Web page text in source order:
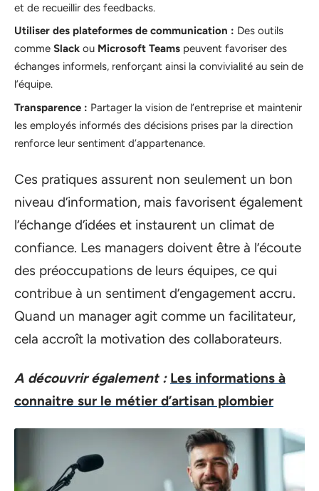
et de recueillir des feedbacks.
Utiliser des plateformes de communication : Des outils
comme Slack ou Microsoft Teams peuvent favoriser des
échanges informels, renforçant ainsi la convivialité au sein de
l’équipe.
Transparence : Partager la vision de l’entreprise et maintenir
les employés informés des décisions prises par la direction
renforce leur sentiment d’appartenance.
Ces pratiques assurent non seulement un bon
niveau d’information, mais favorisent également
l’échange d’idées et instaurent un climat de
confiance. Les managers doivent être à l’écoute
des préoccupations de leurs équipes, ce qui
contribue à un sentiment d’engagement accru.
Quand un manager agit comme un facilitateur,
cela accroît la motivation des collaborateurs.
A découvrir également : Les informations à
connaitre sur le métier d’artisan plombier